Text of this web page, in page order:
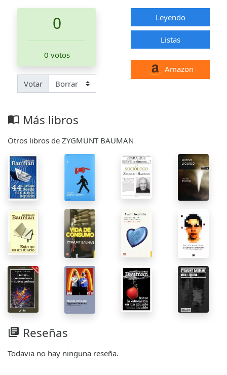
0
0 votos
Votar
Leyendo
Listas
Amazon
import_contacts Más libros
Otros libros de ZYGMUNT BAUMAN
library_books Reseñas
Todavia no hay ninguna reseña.